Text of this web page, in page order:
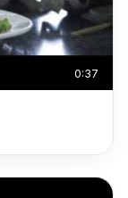
0:37